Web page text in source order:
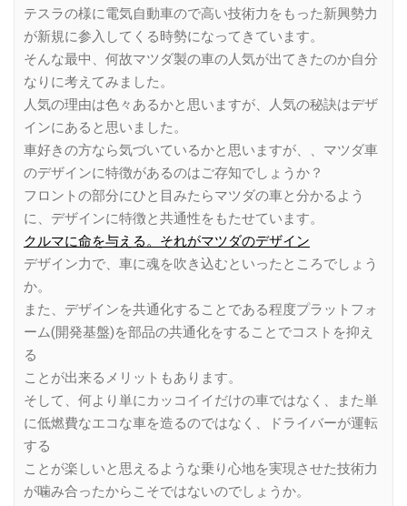
テスラの様に電気自動車ので高い技術力をもった新興勢力
が新規に参入してくる時勢になってきています。
そんな最中、何故マツダ製の車の人気が出てきたのか自分
なりに考えてみました。
人気の理由は色々あるかと思いますが、人気の秘訣はデザ
インにあると思いました。
車好きの方なら気づいているかと思いますが、、マツダ車
のデザインに特徴があるのはご存知でしょうか？
フロントの部分にひと目みたらマツダの車と分かるよう
に、デザインに特徴と共通性をもたせています。
クルマに命を与える。それがマツダのデザイン
デザイン力で、車に魂を吹き込むといったところでしょう
か。
また、デザインを共通化することである程度プラットフォ
ーム(開発基盤)を部品の共通化をすることでコストを抑え
る
ことが出来るメリットもあります。
そして、何より単にカッコイイだけの車ではなく、また単
に低燃費なエコな車を造るのではなく、ドライバーが運転
する
ことが楽しいと思えるような乗り心地を実現させた技術力
が噛み合ったからこそではないのでしょうか。